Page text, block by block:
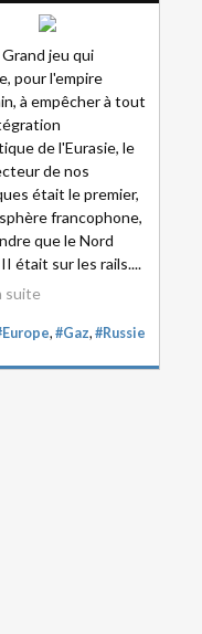
jeu qui
pour l'empire
à empêcher à tout
de l'Eurasie, le
de nos
était le premier,
francophone,
que le Nord
était sur les rails....
suite
, #Gaz, #Russie